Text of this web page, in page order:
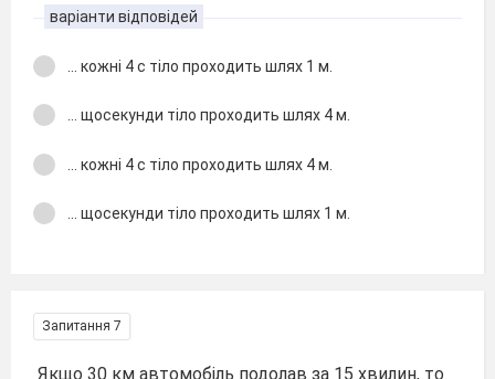
варіанти відповідей
... кожні 4 с тіло проходить шлях 1 м.
... щосекунди тіло проходить шлях 4 м.
... кожні 4 с тіло проходить шлях 4 м.
... щосекунди тіло проходить шлях 1 м.
Запитання 7
Якщо 30 км автомобіль подолав за 15 хвилин, то